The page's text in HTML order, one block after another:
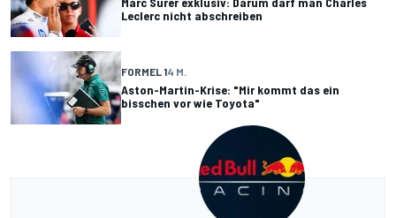
Leclerc nicht abschreiben
FORMEL 14 M.
Aston-Martin-Krise: "Mir kommt das ein
bisschen vor wie Toyota"